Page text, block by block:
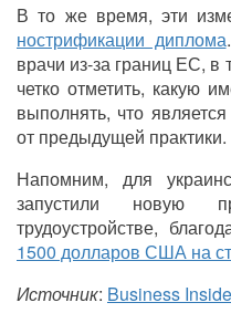
В то же время, эти
нострификации диплома
врачи из-за границ ЕС,
четко отметить, какую
выполнять, что
от предыдущей практики.
Напомним, для
запустили новую
трудоустройстве,
1500 долларов США на
Источник: Business